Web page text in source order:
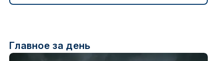
Главное за день